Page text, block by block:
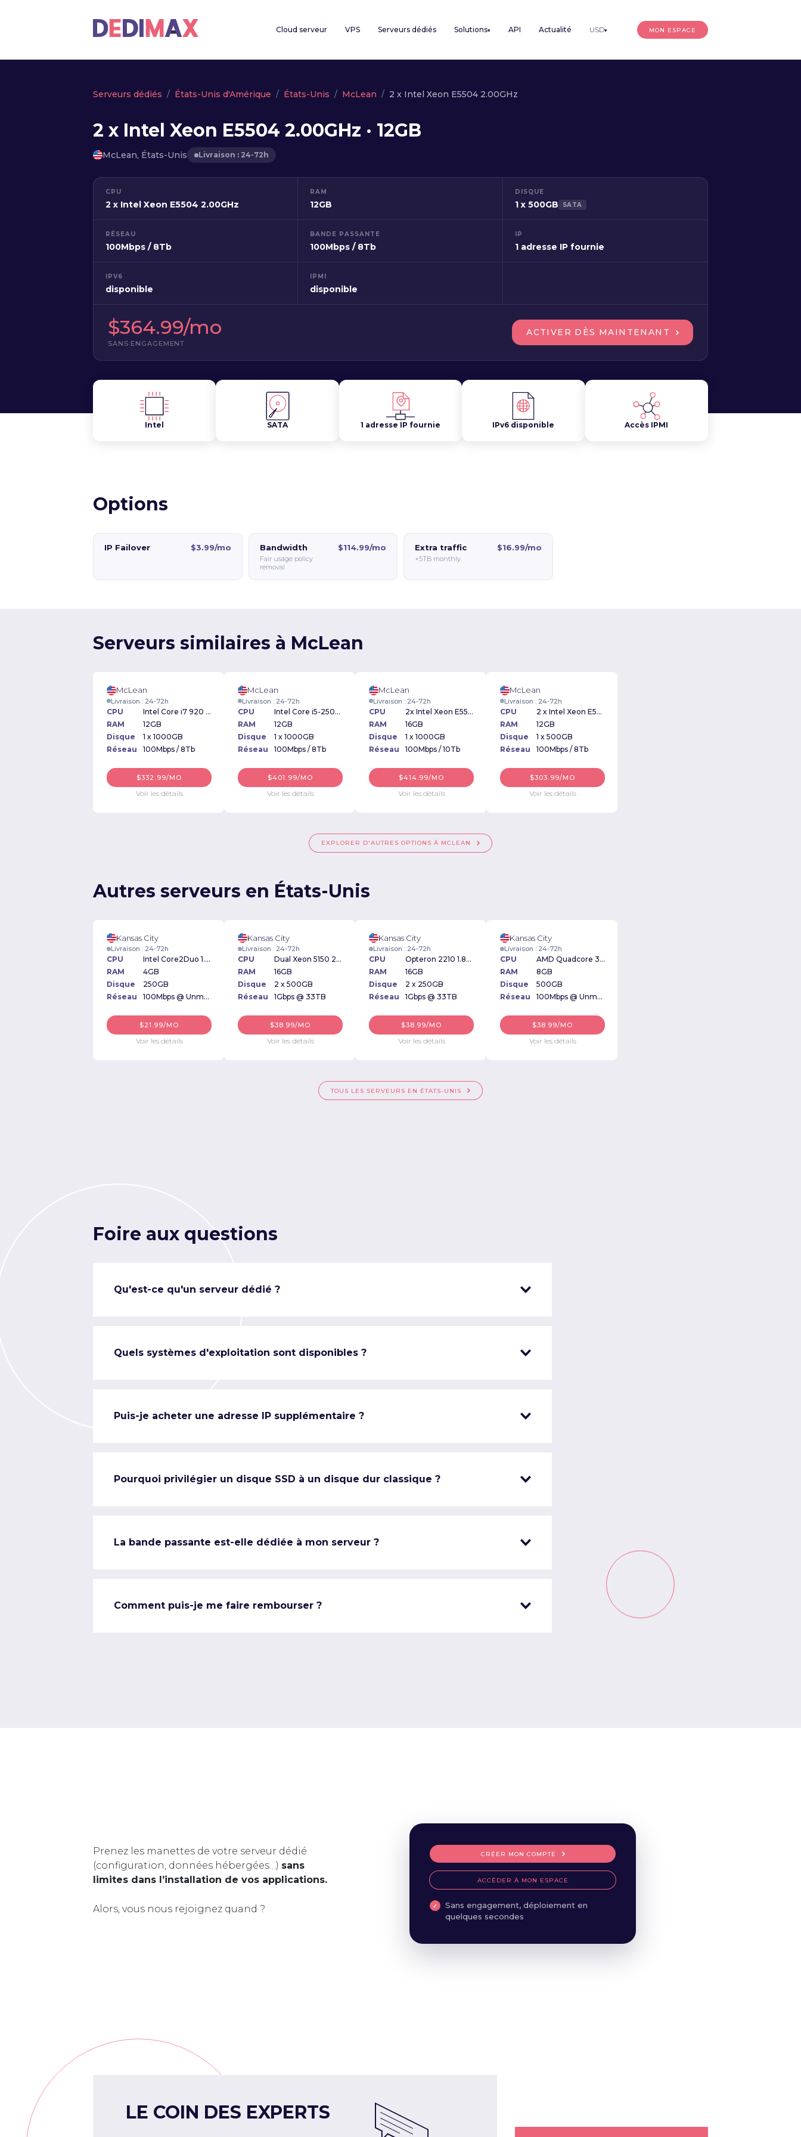
Cloud serveur VPS Serveurs dédiés Solutions▾ API Actualité USD▾ MON ESPACE
Serveurs dédiés États-Unis d'Amérique États-Unis McLean 2 x Intel Xeon E5504 2.00GHz
2 x Intel Xeon E5504 2.00GHz · 12GB
McLean, États-Unis Livraison : 24-72h
CPU
2 x Intel Xeon E5504 2.00GHz
RAM
12GB
DISQUE
1 x 500GB SATA
RÉSEAU
100Mbps / 8Tb
BANDE PASSANTE
100Mbps / 8Tb
IP
1 adresse IP fournie
IPV6
disponible
IPMI
disponible
$364.99/mo
SANS ENGAGEMENT
ACTIVER DÈS MAINTENANT
Intel SATA 1 adresse IP fournie IPv6 disponible Accès IPMI
Options
IP Failover $3.99/mo Bandwidth
Fair usage policy
removal
$114.99/mo Extra traffic
+5TB monthly
$16.99/mo
Serveurs similaires à McLean
McLean
Livraison : 24-72h
CPU
Intel Core i7 920 2.66GHz
RAM
12GB
Disque
1 x 1000GB
Réseau
100Mbps / 8Tb
$332.99/MO
Voir les détails
McLean
Livraison : 24-72h
CPU
Intel Core i5-2500 3.30GHz
RAM
12GB
Disque
1 x 1000GB
Réseau
100Mbps / 8Tb
$401.99/MO
Voir les détails
McLean
Livraison : 24-72h
CPU
2x Intel Xeon E5520 2.26GHz
RAM
16GB
Disque
1 x 1000GB
Réseau
100Mbps / 10Tb
$414.99/MO
Voir les détails
McLean
Livraison : 24-72h
CPU
2 x Intel Xeon E5335 2.00GHz
RAM
12GB
Disque
1 x 500GB
Réseau
100Mbps / 8Tb
$303.99/MO
Voir les détails
EXPLORER D'AUTRES OPTIONS À MCLEAN
Autres serveurs en États-Unis
Kansas City
Livraison : 24-72h
CPU
Intel Core2Duo 1.6GHz
RAM
4GB
Disque
250GB
Réseau
100Mbps @ Unmetered
$21.99/MO
Voir les détails
Kansas City
Livraison : 24-72h
CPU
Dual Xeon 5150 2.66Ghz
RAM
16GB
Disque
2 x 500GB
Réseau
1Gbps @ 33TB
$38.99/MO
Voir les détails
Kansas City
Livraison : 24-72h
CPU
Opteron 2210 1.8Ghz
RAM
16GB
Disque
2 x 250GB
Réseau
1Gbps @ 33TB
$38.99/MO
Voir les détails
Kansas City
Livraison : 24-72h
CPU
AMD Quadcore 3Ghz
RAM
8GB
Disque
500GB
Réseau
100Mbps @ Unmetered
$38.99/MO
Voir les détails
TOUS LES SERVEURS EN ÉTATS-UNIS
Foire aux questions
Qu'est-ce qu'un serveur dédié ?
Quels systèmes d'exploitation sont disponibles ?
Puis-je acheter une adresse IP supplémentaire ?
Pourquoi privilégier un disque SSD à un disque dur classique ?
La bande passante est-elle dédiée à mon serveur ?
Comment puis-je me faire rembourser ?
Prenez les manettes de votre serveur dédié
(configuration, données hébergées…) sans
limites dans l’installation de vos applications.
Alors, vous nous rejoignez quand ?
CRÉER MON COMPTE
ACCÉDER À MON ESPACE
Sans engagement, déploiement en
quelques secondes
LE COIN DES EXPERTS